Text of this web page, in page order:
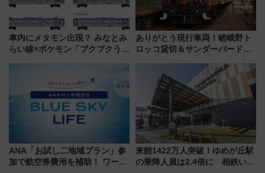
車内にメタモン出現？ みなとみ
らい線×ポケモン「ブクブクうみ
行開始に！ この夏は直通列車で
ありがとう現行車両！嵯峨野ト
ロッコ貸切＆サンダーバードレ
斉藤雪乃＆福原トシヒロと行
く！9月13日「京都の鉄道満喫
ツアー」開催
ANA「お試し二地域プラン」参
加で航空券費用を補助！ ワーケ
来館1422万人突破！ゆめが丘駅
の乗降人員は2.4倍に 相鉄いず